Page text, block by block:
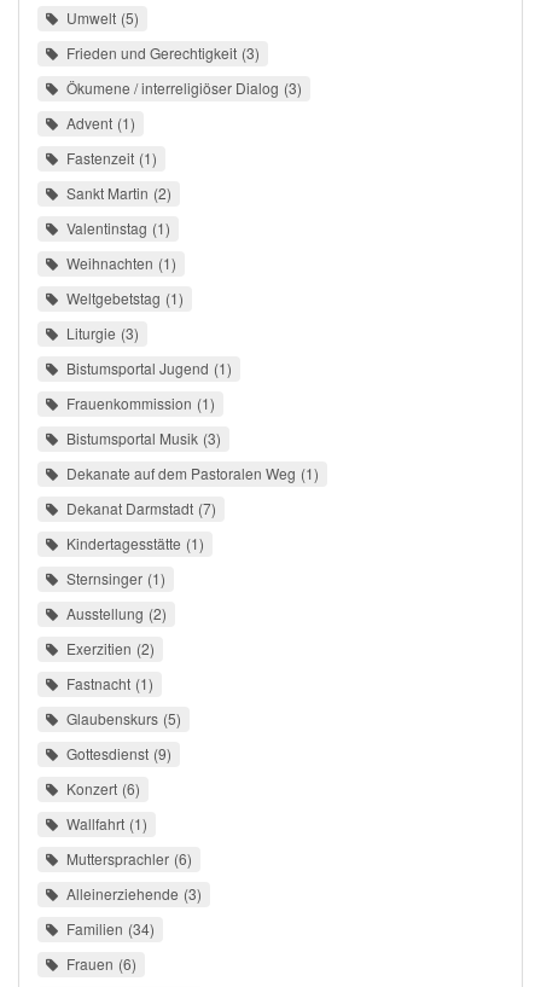
Umwelt 5
Frieden und Gerechtigkeit 3
Ökumene / interreligiöser Dialog 3
Advent 1
Fastenzeit 1
Sankt Martin 2
Valentinstag 1
Weihnachten 1
Weltgebetstag 1
Liturgie 3
Bistumsportal Jugend 1
Frauenkommission 1
Bistumsportal Musik 3
Dekanate auf dem Pastoralen Weg 1
Dekanat Darmstadt 7
Kindertagesstätte 1
Sternsinger 1
Ausstellung 2
Exerzitien 2
Fastnacht 1
Glaubenskurs 5
Gottesdienst 9
Konzert 6
Wallfahrt 1
Muttersprachler 6
Alleinerziehende 3
Familien 34
Frauen 6